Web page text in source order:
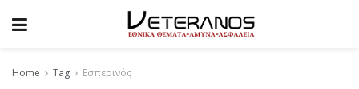
Home Tag Εσπερινός